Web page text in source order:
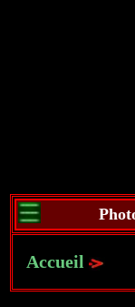
Accueil